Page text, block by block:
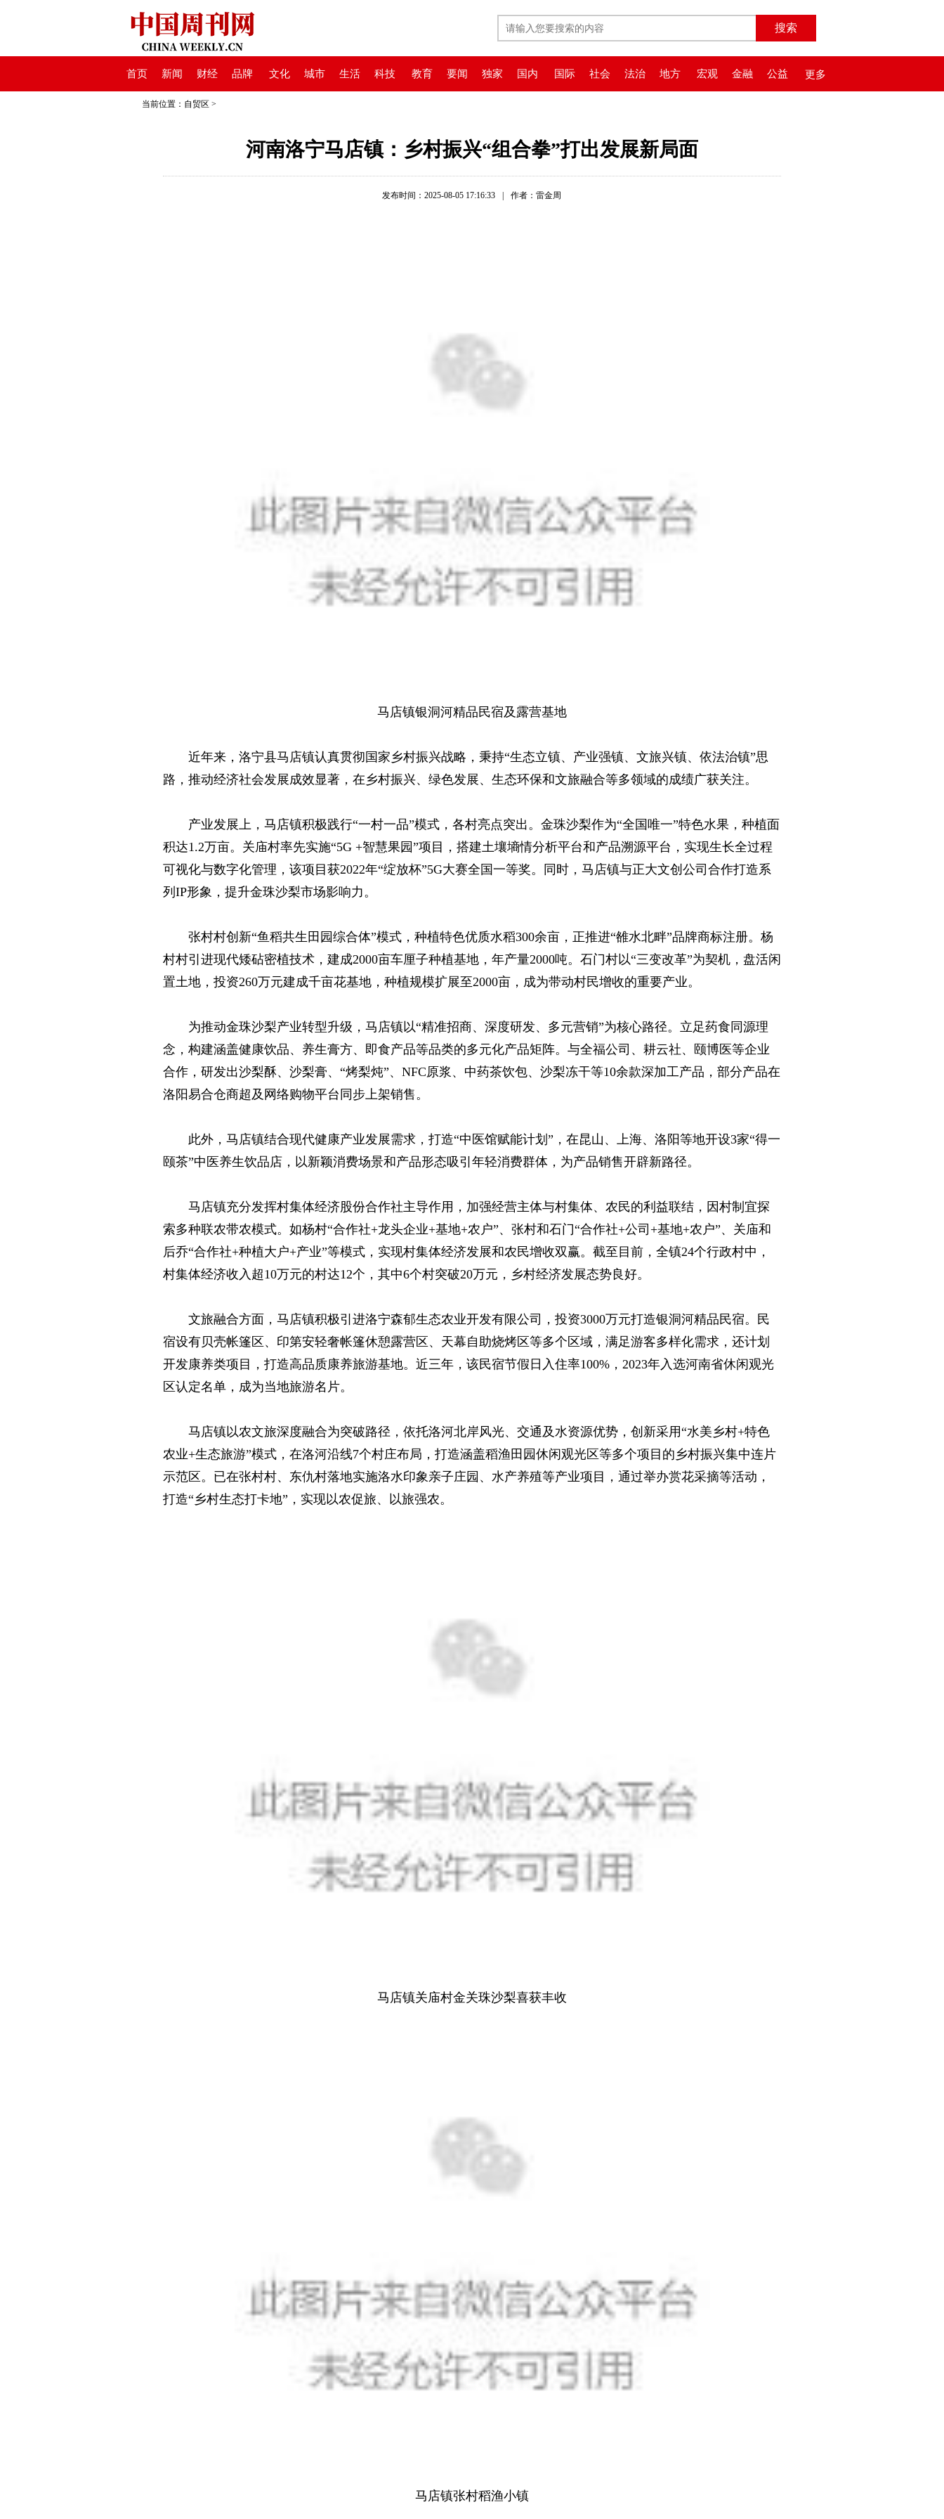
首页 新闻 财经 品牌 文化 城市 生活 科技 教育 要闻 独家 国内 国际 社会 法治 地方 宏观 金融 公益 更多
当前位置： 自贸区 >
河南洛宁马店镇：乡村振兴“组合拳”打出发展新局面
发布时间：2025-08-05 17:16:33 作者：雷金周
马店镇银洞河精品民宿及露营基地
近年来，洛宁县马店镇认真贯彻国家乡村振兴战略，秉持“生态立镇、产业强镇、文旅兴镇、依法治镇”思
路，推动经济社会发展成效显著，在乡村振兴、绿色发展、生态环保和文旅融合等多领域的成绩广获关注。
产业发展上，马店镇积极践行“一村一品”模式，各村亮点突出。金珠沙梨作为“全国唯一”特色水果，种植面
积达1.2万亩。关庙村率先实施“5G +智慧果园”项目，搭建土壤墒情分析平台和产品溯源平台，实现生长全过程
可视化与数字化管理，该项目获2022年“绽放杯”5G大赛全国一等奖。同时，马店镇与正大文创公司合作打造系
列IP形象，提升金珠沙梨市场影响力。
张村村创新“鱼稻共生田园综合体”模式，种植特色优质水稻300余亩，正推进“雒水北畔”品牌商标注册。杨
村村引进现代矮砧密植技术，建成2000亩车厘子种植基地，年产量2000吨。石门村以“三变改革”为契机，盘活闲
置土地，投资260万元建成千亩花基地，种植规模扩展至2000亩，成为带动村民增收的重要产业。
为推动金珠沙梨产业转型升级，马店镇以“精准招商、深度研发、多元营销”为核心路径。立足药食同源理
念，构建涵盖健康饮品、养生膏方、即食产品等品类的多元化产品矩阵。与全福公司、耕云社、颐博医等企业
合作，研发出沙梨酥、沙梨膏、“烤梨炖”、NFC原浆、中药茶饮包、沙梨冻干等10余款深加工产品，部分产品在
洛阳易合仓商超及网络购物平台同步上架销售。
此外，马店镇结合现代健康产业发展需求，打造“中医馆赋能计划”，在昆山、上海、洛阳等地开设3家“得一
颐茶”中医养生饮品店，以新颖消费场景和产品形态吸引年轻消费群体，为产品销售开辟新路径。
马店镇充分发挥村集体经济股份合作社主导作用，加强经营主体与村集体、农民的利益联结，因村制宜探
索多种联农带农模式。如杨村“合作社+龙头企业+基地+农户”、张村和石门“合作社+公司+基地+农户”、关庙和
后乔“合作社+种植大户+产业”等模式，实现村集体经济发展和农民增收双赢。截至目前，全镇24个行政村中，
村集体经济收入超10万元的村达12个，其中6个村突破20万元，乡村经济发展态势良好。
文旅融合方面，马店镇积极引进洛宁森郁生态农业开发有限公司，投资3000万元打造银洞河精品民宿。民
宿设有贝壳帐篷区、印第安轻奢帐篷休憩露营区、天幕自助烧烤区等多个区域，满足游客多样化需求，还计划
开发康养类项目，打造高品质康养旅游基地。近三年，该民宿节假日入住率100%，2023年入选河南省休闲观光
区认定名单，成为当地旅游名片。
马店镇以农文旅深度融合为突破路径，依托洛河北岸风光、交通及水资源优势，创新采用“水美乡村+特色
农业+生态旅游”模式，在洛河沿线7个村庄布局，打造涵盖稻渔田园休闲观光区等多个项目的乡村振兴集中连片
示范区。已在张村村、东仇村落地实施洛水印象亲子庄园、水产养殖等产业项目，通过举办赏花采摘等活动，
打造“乡村生态打卡地”，实现以农促旅、以旅强农。
马店镇关庙村金关珠沙梨喜获丰收
马店镇张村稻渔小镇